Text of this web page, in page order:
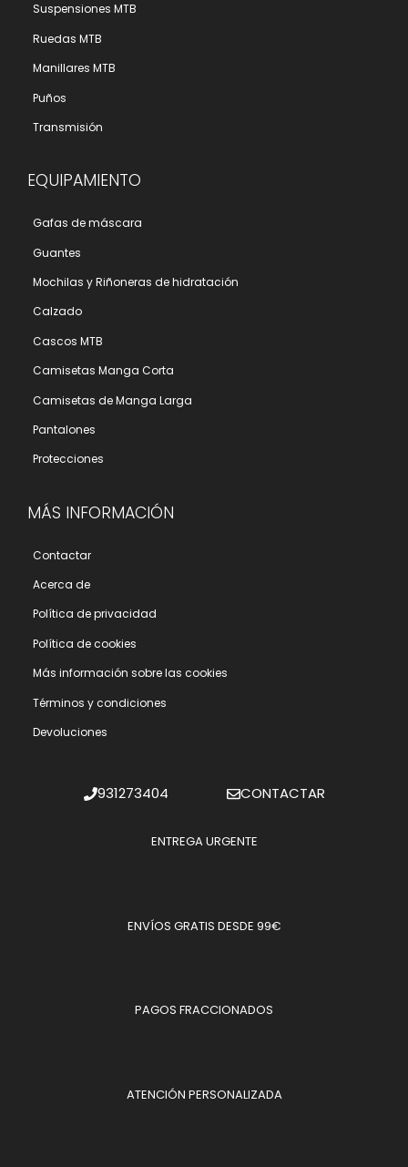
Suspensiones MTB
Ruedas MTB
Manillares MTB
Puños
Transmisión
EQUIPAMIENTO
Gafas de máscara
Guantes
Mochilas y Riñoneras de hidratación
Calzado
Cascos MTB
Camisetas Manga Corta
Camisetas de Manga Larga
Pantalones
Protecciones
MÁS INFORMACIÓN
Contactar
Acerca de
Polí­tica de privacidad
Polí­tica de cookies
Más información sobre las cookies
Términos y condiciones
Devoluciones
931273404 CONTACTAR
ENTREGA URGENTE
ENVÍOS GRATIS DESDE 99€
PAGOS FRACCIONADOS
ATENCIÓN PERSONALIZADA